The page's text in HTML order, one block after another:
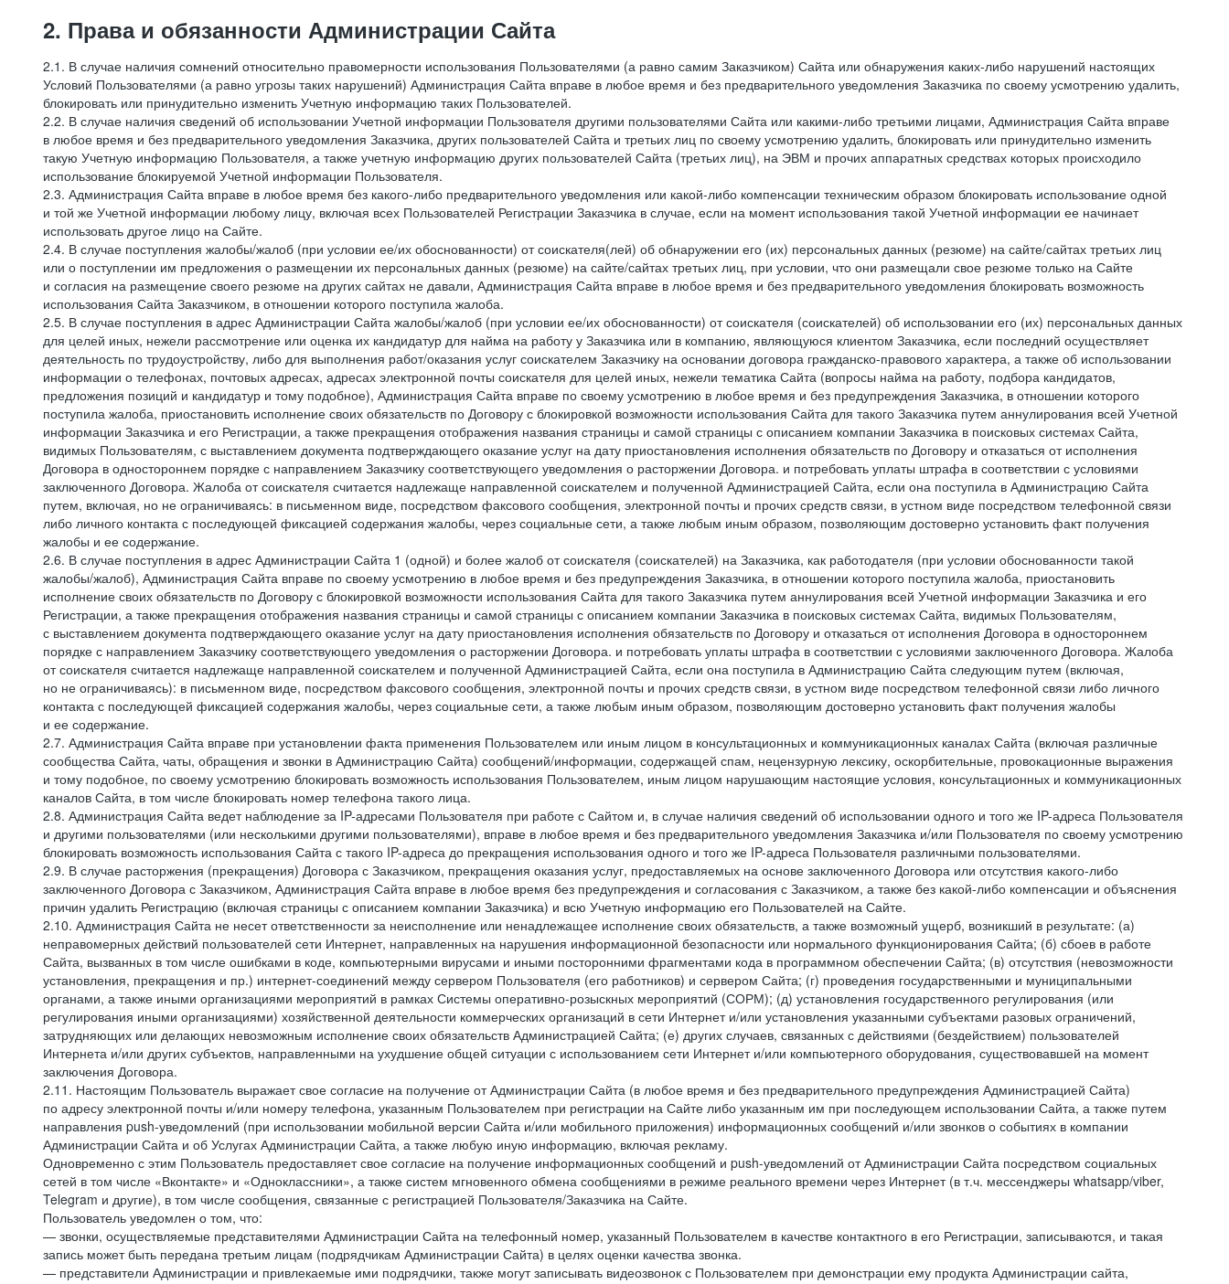
2. Права и обязанности Администрации Сайта
2.1. В случае наличия сомнений относительно правомерности использования Пользователями (а равно самим Заказчиком) Сайта или обнаружения каких-либо нарушений настоящих
Условий Пользователями (а равно угрозы таких нарушений) Администрация Сайта вправе в любое время и без предварительного уведомления Заказчика по своему усмотрению удалить,
блокировать или принудительно изменить Учетную информацию таких Пользователей.
2.2. В случае наличия сведений об использовании Учетной информации Пользователя другими пользователями Сайта или какими-либо третьими лицами, Администрация Сайта вправе
в любое время и без предварительного уведомления Заказчика, других пользователей Сайта и третьих лиц по своему усмотрению удалить, блокировать или принудительно изменить
такую Учетную информацию Пользователя, а также учетную информацию других пользователей Сайта (третьих лиц), на ЭВМ и прочих аппаратных средствах которых происходило
использование блокируемой Учетной информации Пользователя.
2.3. Администрация Сайта вправе в любое время без какого-либо предварительного уведомления или какой-либо компенсации техническим образом блокировать использование одной
и той же Учетной информации любому лицу, включая всех Пользователей Регистрации Заказчика в случае, если на момент использования такой Учетной информации ее начинает
использовать другое лицо на Сайте.
2.4. В случае поступления жалобы/жалоб (при условии ее/их обоснованности) от соискателя(лей) об обнаружении его (их) персональных данных (резюме) на сайте/сайтах третьих лиц
или о поступлении им предложения о размещении их персональных данных (резюме) на сайте/сайтах третьих лиц, при условии, что они размещали свое резюме только на Сайте
и согласия на размещение своего резюме на других сайтах не давали, Администрация Сайта вправе в любое время и без предварительного уведомления блокировать возможность
использования Сайта Заказчиком, в отношении которого поступила жалоба.
2.5. В случае поступления в адрес Администрации Сайта жалобы/жалоб (при условии ее/их обоснованности) от соискателя (соискателей) об использовании его (их) персональных данных
для целей иных, нежели рассмотрение или оценка их кандидатур для найма на работу у Заказчика или в компанию, являющуюся клиентом Заказчика, если последний осуществляет
деятельность по трудоустройству, либо для выполнения работ/оказания услуг соискателем Заказчику на основании договора гражданско-правового характера, а также об использовании
информации о телефонах, почтовых адресах, адресах электронной почты соискателя для целей иных, нежели тематика Сайта (вопросы найма на работу, подбора кандидатов,
предложения позиций и кандидатур и тому подобное), Администрация Сайта вправе по своему усмотрению в любое время и без предупреждения Заказчика, в отношении которого
поступила жалоба, приостановить исполнение своих обязательств по Договору с блокировкой возможности использования Сайта для такого Заказчика путем аннулирования всей Учетной
информации Заказчика и его Регистрации, а также прекращения отображения названия страницы и самой страницы с описанием компании Заказчика в поисковых системах Сайта,
видимых Пользователям, с выставлением документа подтверждающего оказание услуг на дату приостановления исполнения обязательств по Договору и отказаться от исполнения
Договора в одностороннем порядке с направлением Заказчику соответствующего уведомления о расторжении Договора. и потребовать уплаты штрафа в соответствии с условиями
заключенного Договора. Жалоба от соискателя считается надлежаще направленной соискателем и полученной Администрацией Сайта, если она поступила в Администрацию Сайта
путем, включая, но не ограничиваясь: в письменном виде, посредством факсового сообщения, электронной почты и прочих средств связи, в устном виде посредством телефонной связи
либо личного контакта с последующей фиксацией содержания жалобы, через социальные сети, а также любым иным образом, позволяющим достоверно установить факт получения
жалобы и ее содержание.
2.6. В случае поступления в адрес Администрации Сайта 1 (одной) и более жалоб от соискателя (соискателей) на Заказчика, как работодателя (при условии обоснованности такой
жалобы/жалоб), Администрация Сайта вправе по своему усмотрению в любое время и без предупреждения Заказчика, в отношении которого поступила жалоба, приостановить
исполнение своих обязательств по Договору с блокировкой возможности использования Сайта для такого Заказчика путем аннулирования всей Учетной информации Заказчика и его
Регистрации, а также прекращения отображения названия страницы и самой страницы с описанием компании Заказчика в поисковых системах Сайта, видимых Пользователям,
с выставлением документа подтверждающего оказание услуг на дату приостановления исполнения обязательств по Договору и отказаться от исполнения Договора в одностороннем
порядке с направлением Заказчику соответствующего уведомления о расторжении Договора. и потребовать уплаты штрафа в соответствии с условиями заключенного Договора. Жалоба
от соискателя считается надлежаще направленной соискателем и полученной Администрацией Сайта, если она поступила в Администрацию Сайта следующим путем (включая,
но не ограничиваясь): в письменном виде, посредством факсового сообщения, электронной почты и прочих средств связи, в устном виде посредством телефонной связи либо личного
контакта с последующей фиксацией содержания жалобы, через социальные сети, а также любым иным образом, позволяющим достоверно установить факт получения жалобы
и ее содержание.
2.7. Администрация Сайта вправе при установлении факта применения Пользователем или иным лицом в консультационных и коммуникационных каналах Сайта (включая различные
сообщества Сайта, чаты, обращения и звонки в Администрацию Сайта) сообщений/информации, содержащей спам, нецензурную лексику, оскорбительные, провокационные выражения
и тому подобное, по своему усмотрению блокировать возможность использования Пользователем, иным лицом нарушающим настоящие условия, консультационных и коммуникационных
каналов Сайта, в том числе блокировать номер телефона такого лица.
2.8. Администрация Сайта ведет наблюдение за IP-адресами Пользователя при работе с Сайтом и, в случае наличия сведений об использовании одного и того же IP-адреса Пользователя
и другими пользователями (или несколькими другими пользователями), вправе в любое время и без предварительного уведомления Заказчика и/или Пользователя по своему усмотрению
блокировать возможность использования Сайта с такого IP-адреса до прекращения использования одного и того же IP-адреса Пользователя различными пользователями.
2.9. В случае расторжения (прекращения) Договора с Заказчиком, прекращения оказания услуг, предоставляемых на основе заключенного Договора или отсутствия какого-либо
заключенного Договора с Заказчиком, Администрация Сайта вправе в любое время без предупреждения и согласования с Заказчиком, а также без какой-либо компенсации и объяснения
причин удалить Регистрацию (включая страницы с описанием компании Заказчика) и всю Учетную информацию его Пользователей на Сайте.
2.10. Администрация Сайта не несет ответственности за неисполнение или ненадлежащее исполнение своих обязательств, а также возможный ущерб, возникший в результате: (а)
неправомерных действий пользователей сети Интернет, направленных на нарушения информационной безопасности или нормального функционирования Сайта; (б) сбоев в работе
Сайта, вызванных в том числе ошибками в коде, компьютерными вирусами и иными посторонними фрагментами кода в программном обеспечении Сайта; (в) отсутствия (невозможности
установления, прекращения и пр.) интернет-соединений между сервером Пользователя (его работников) и сервером Сайта; (г) проведения государственными и муниципальными
органами, а также иными организациями мероприятий в рамках Системы оперативно-розыскных мероприятий (СОРМ); (д) установления государственного регулирования (или
регулирования иными организациями) хозяйственной деятельности коммерческих организаций в сети Интернет и/или установления указанными субъектами разовых ограничений,
затрудняющих или делающих невозможным исполнение своих обязательств Администрацией Сайта; (е) других случаев, связанных с действиями (бездействием) пользователей
Интернета и/или других субъектов, направленными на ухудшение общей ситуации с использованием сети Интернет и/или компьютерного оборудования, существовавшей на момент
заключения Договора.
2.11. Настоящим Пользователь выражает свое согласие на получение от Администрации Сайта (в любое время и без предварительного предупреждения Администрацией Сайта)
по адресу электронной почты и/или номеру телефона, указанным Пользователем при регистрации на Сайте либо указанным им при последующем использовании Сайта, а также путем
направления push-уведомлений (при использовании мобильной версии Сайта и/или мобильного приложения) информационных сообщений и/или звонков о событиях в компании
Администрации Сайта и об Услугах Администрации Сайта, а также любую иную информацию, включая рекламу.
Одновременно с этим Пользователь предоставляет свое согласие на получение информационных сообщений и push-уведомлений от Администрации Сайта посредством социальных
сетей в том числе «Вконтакте» и «Одноклассники», а также систем мгновенного обмена сообщениями в режиме реального времени через Интернет (в т.ч. мессенджеры whatsapp/viber,
Telegram и другие), в том числе сообщения, связанные с регистрацией Пользователя/Заказчика на Сайте.
Пользователь уведомлен о том, что:
— звонки, осуществляемые представителями Администрации Сайта на телефонный номер, указанный Пользователем в качестве контактного в его Регистрации, записываются, и такая
запись может быть передана третьим лицам (подрядчикам Администрации Сайта) в целях оценки качества звонка.
— представители Администрации и привлекаемые ими подрядчики, также могут записывать видеозвонок с Пользователем при демонстрации ему продукта Администрации сайта,